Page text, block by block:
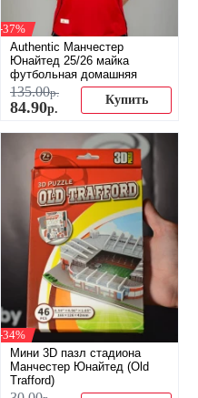
-37%
Authentic Манчестер
Юнайтед 25/26 майка
футбольная домашняя
135.00р.
84.90р.
Купить
-34%
Мини 3D пазл стадиона
Манчестер Юнайтед (Old
Trafford)